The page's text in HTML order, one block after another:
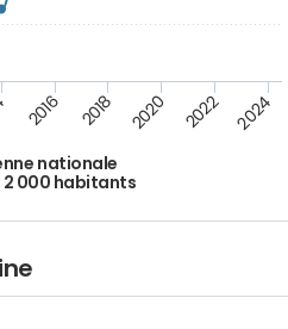
nationale
2 000 habitants
2016 2018 2020 2022 2024